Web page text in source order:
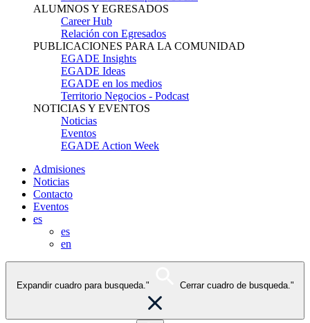
ALUMNOS Y EGRESADOS
Career Hub
Relación con Egresados
PUBLICACIONES PARA LA COMUNIDAD
EGADE Insights
EGADE Ideas
EGADE en los medios
Territorio Negocios - Podcast
NOTICIAS Y EVENTOS
Noticias
Eventos
EGADE Action Week
Admisiones
Noticias
Contacto
Eventos
es
es
en
Expandir cuadro para busqueda." Cerrar cuadro de busqueda."